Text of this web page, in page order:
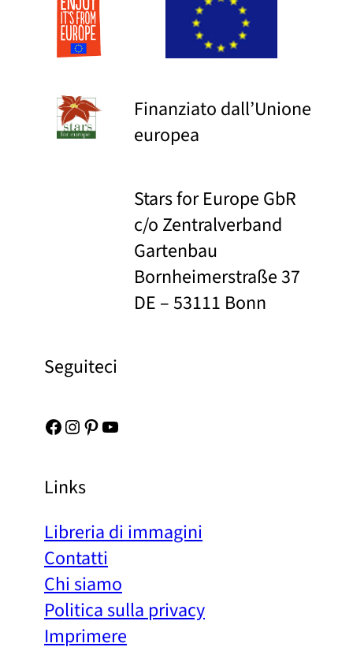
Finanziato dall’Unione
europea
Stars for Europe GbR
c/o Zentralverband
Gartenbau
Bornheimerstraße 37
DE – 53111 Bonn
Seguiteci
Facebook Instagram Pinterest YouTube
Links
Libreria di immagini
Contatti
Chi siamo
Politica sulla privacy
Imprimere